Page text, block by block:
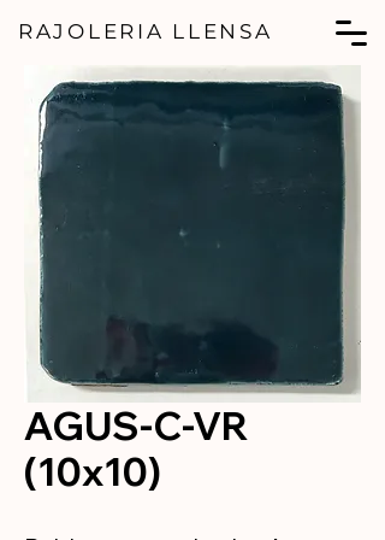
RAJOLERIA LLENSA
AGUS-C-VR
(10x10)